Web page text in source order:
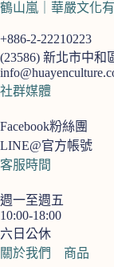
關於我們 商品
鶴山嵐｜華嚴文化
+886-2-22210223
(23586) 新北市中和
社群媒體
Facebook粉絲團
LINE@官方帳號
客服時間
週一至週五
10:00-18:00
六日公休